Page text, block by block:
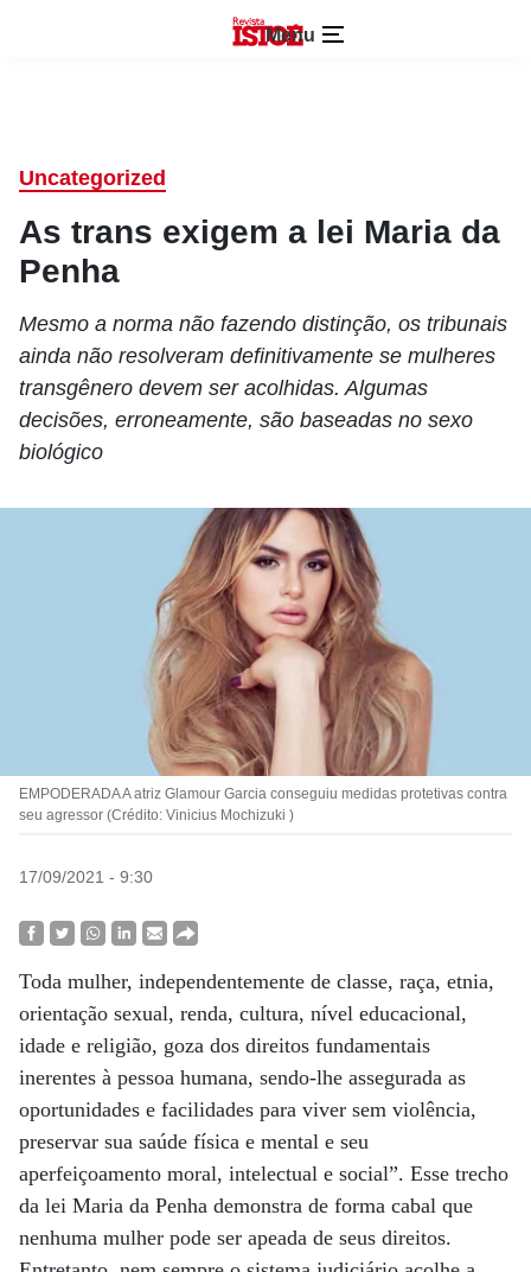
Menu
Uncategorized
As trans exigem a lei Maria da
Penha
Mesmo a norma não fazendo distinção, os tribunais
ainda não resolveram definitivamente se mulheres
transgênero devem ser acolhidas. Algumas
decisões, erroneamente, são baseadas no sexo
biológico
EMPODERADA A atriz Glamour Garcia conseguiu medidas protetivas contra
seu agressor (Crédito: Vinicius Mochizuki )
17/09/2021 - 9:30
Toda mulher, independentemente de classe, raça, etnia,
orientação sexual, renda, cultura, nível educacional,
idade e religião, goza dos direitos fundamentais
inerentes à pessoa humana, sendo-lhe assegurada as
oportunidades e facilidades para viver sem violência,
preservar sua saúde física e mental e seu
aperfeiçoamento moral, intelectual e social”. Esse trecho
da lei Maria da Penha demonstra de forma cabal que
nenhuma mulher pode ser apeada de seus direitos.